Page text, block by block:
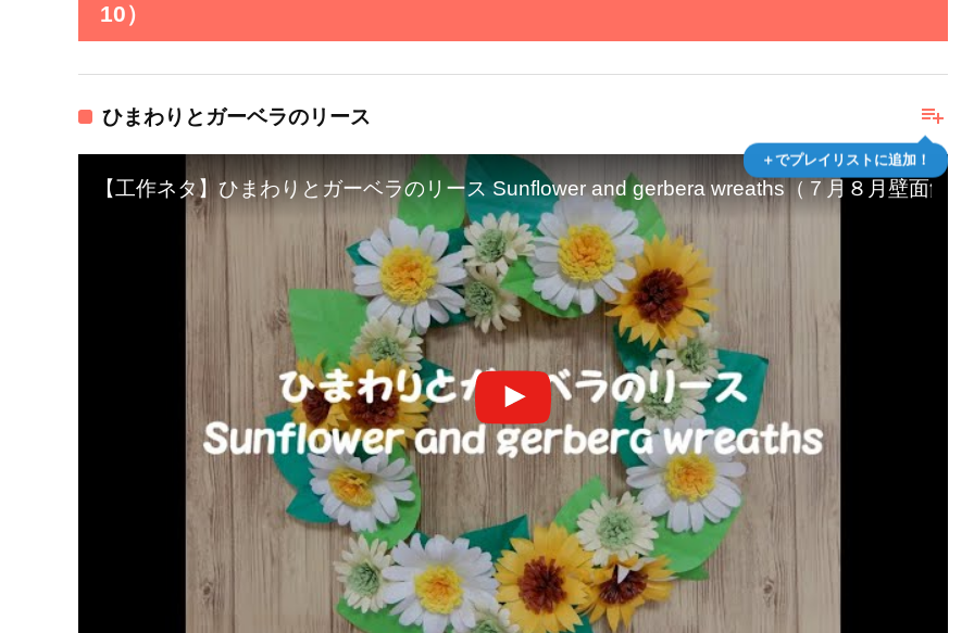
10）
playlist_add
＋でプレイリストに追加！
ひまわりとガーベラのリース
【工作ネタ】ひまわりとガーベラのリース Sunflower and gerbera wreaths（７月８月壁面飾